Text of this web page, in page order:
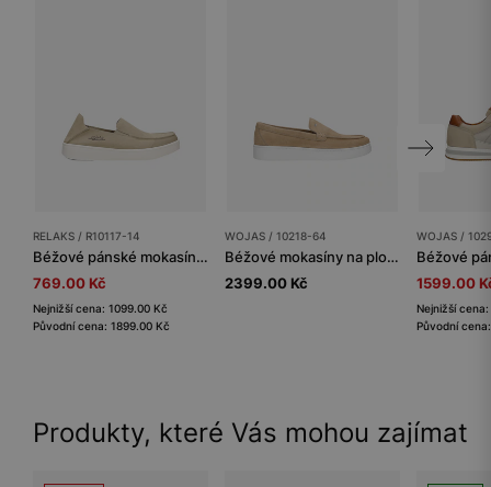
RELAKS / R10117-14
Béžové pánské mokasíny RELAKS z materiálu MicroPOLYtex
769.00 Kč
Nejnižší cena: 1099.00 Kč
Původní cena: 1899.00 Kč
WOJAS / 10218-64
Béžové mokasíny na ploché bílé podrážce
2399.00 Kč
WOJAS /
1599.00
Nejnižší
Původní
Produkty, které Vás mohou zajímat